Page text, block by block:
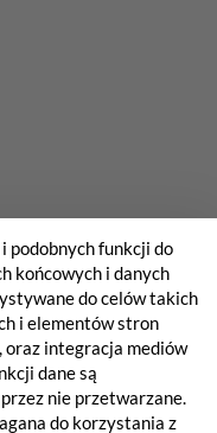
podobnych funkcji do
końcowych i danych
do celów takich
i elementów stron
integracja mediów
dane są
nie przetwarzane.
do korzystania z